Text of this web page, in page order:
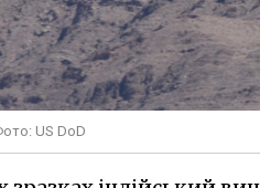
US DoD